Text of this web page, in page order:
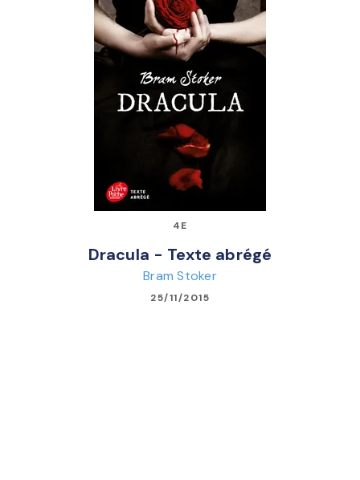
4E
Dracula - Texte abrégé
Bram Stoker
25/11/2015